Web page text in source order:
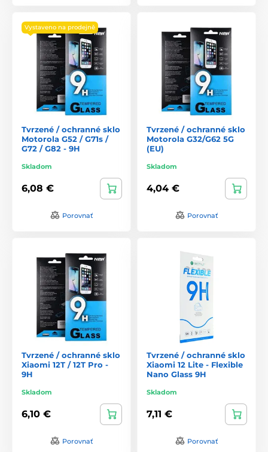
Vystaveno na prodejně
Tvrzené / ochranné sklo
Motorola G52 / G71s /
G72 / G82 - 9H
Skladom
6,08 €
Porovnať
Tvrzené / ochranné sklo
Motorola G32/G62 5G
(EU)
Skladom
4,04 €
Porovnať
Tvrzené / ochranné sklo
Xiaomi 12T / 12T Pro -
9H
Skladom
6,10 €
Porovnať
Tvrzené / ochranné sklo
Xiaomi 12 Lite - Flexible
Nano Glass 9H
Skladom
7,11 €
Porovnať